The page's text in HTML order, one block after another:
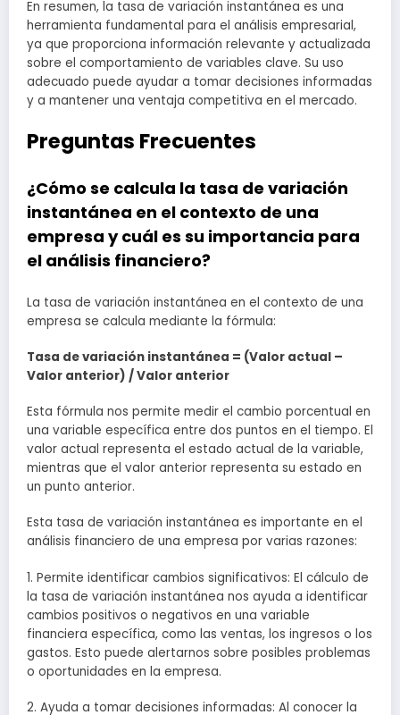
En resumen, la tasa de variación instantánea es una
herramienta fundamental para el análisis empresarial,
ya que proporciona información relevante y actualizada
sobre el comportamiento de variables clave. Su uso
adecuado puede ayudar a tomar decisiones informadas
y a mantener una ventaja competitiva en el mercado.
Preguntas Frecuentes
¿Cómo se calcula la tasa de variación
instantánea en el contexto de una
empresa y cuál es su importancia para
el análisis financiero?
La tasa de variación instantánea en el contexto de una
empresa se calcula mediante la fórmula:
Tasa de variación instantánea = (Valor actual –
Valor anterior) / Valor anterior
Esta fórmula nos permite medir el cambio porcentual en
una variable específica entre dos puntos en el tiempo. El
valor actual representa el estado actual de la variable,
mientras que el valor anterior representa su estado en
un punto anterior.
Esta tasa de variación instantánea es importante en el
análisis financiero de una empresa por varias razones:
1. Permite identificar cambios significativos: El cálculo de
la tasa de variación instantánea nos ayuda a identificar
cambios positivos o negativos en una variable
financiera específica, como las ventas, los ingresos o los
gastos. Esto puede alertarnos sobre posibles problemas
o oportunidades en la empresa.
2. Ayuda a tomar decisiones informadas: Al conocer la